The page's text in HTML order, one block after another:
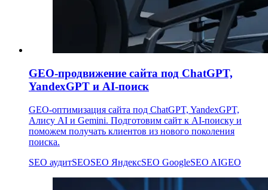
GEO-продвижение сайта под ChatGPT,
YandexGPT и AI-поиск
GEO-оптимизация сайта под ChatGPT, YandexGPT,
Алису AI и Gemini. Подготовим сайт к AI-поиску и
поможем получать клиентов из нового поколения
поиска.
SEO аудитSEOSEO ЯндексSEO GoogleSEO AIGEO